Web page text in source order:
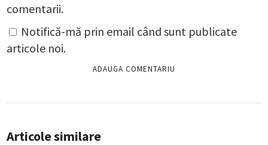
comentarii.
Notifică-mă prin email când sunt publicate
articole noi.
Articole similare